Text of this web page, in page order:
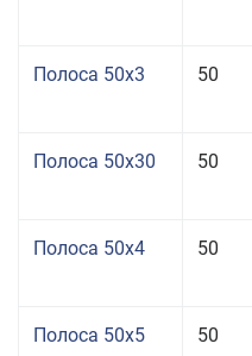
Полоса 50x3 50
Полоса 50x30 50
Полоса 50x4 50
Полоса 50x5 50